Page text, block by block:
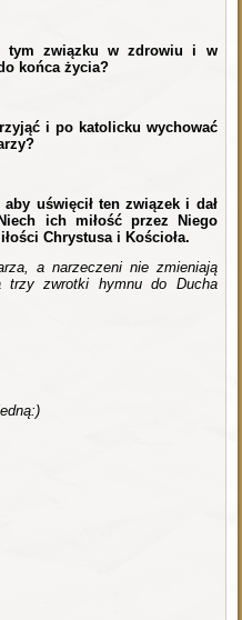
tym związku w zdrowiu i w
końca życia?
i po katolicku wychować
uświęcił ten związek i dał
ich miłość przez Niego
Chrystusa i Kościoła.
a narzeczeni nie zmieniają
trzy zwrotki hymnu do Ducha